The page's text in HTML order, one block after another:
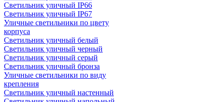
Светильник уличный IP66
Светильник уличный IP67
Уличные светильники по цвету
корпуса
Светильник уличный белый
Светильник уличный черный
Светильник уличный серый
Светильник уличный бронза
Уличные светильники по виду
крепления
Светильник уличный настенный